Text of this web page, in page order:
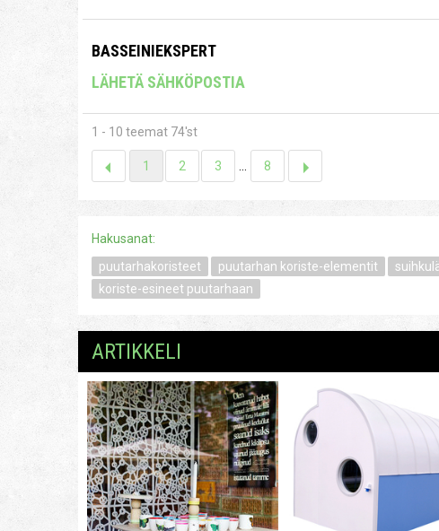
BASSEINIEKSPERT
LÄHETÄ SÄHKÖPOSTIA
1 - 10 teemat 74'st
1 2 3 ... 8
Hakusanat:
puutarhakoristeet
puutarhan koriste-elementit
koriste-esineet puutarhaan
ARTIKKELI